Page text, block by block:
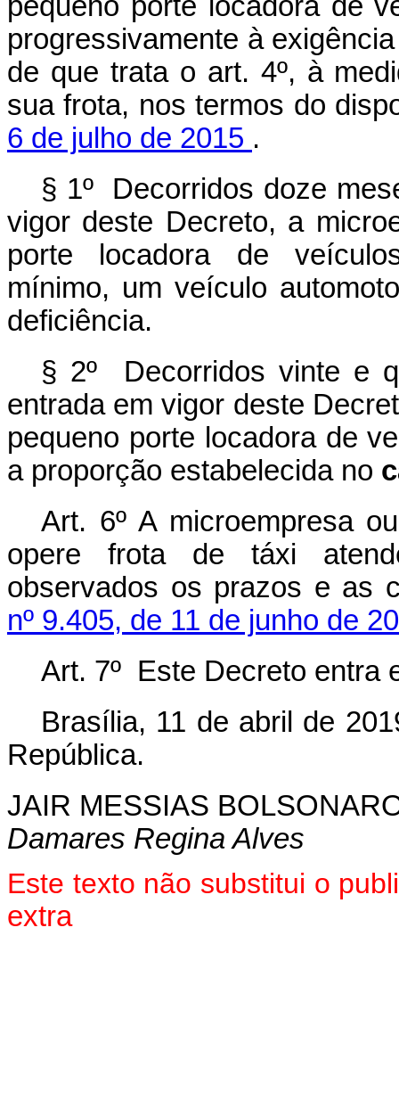
progressivamente à
de que trata o art. 4º, à
sua frota, nos termos do
6 de julho de 2015 .
§ 1º Decorridos doze
vigor deste Decreto, a
porte locadora de
mínimo, um veículo
deficiência.
§ 2º Decorridos vinte e
entrada em vigor deste
pequeno porte locadora de
a proporção estabelecida no
Art. 6º A microempresa
opere frota de táxi
observados os prazos e as
nº 9.405, de 11 de junho de
Art. 7º Este Decreto entra
Brasília, 11 de abril de
República.
JAIR MESSIAS
Damares Regina Alves
Este texto não substitui o
extra